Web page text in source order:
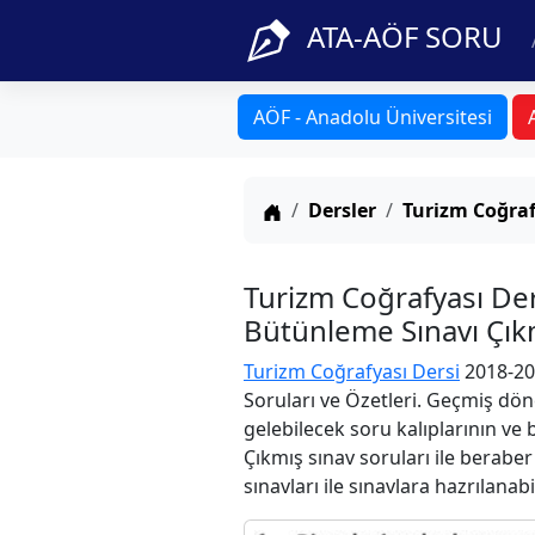
ATA-AÖF SORU
AÖF - Anadolu Üniversitesi
Anasayfa
Dersler Turizm
Turizm Coğrafyası
Bütünleme Sınavı
Turizm Coğrafyası Dersi 2018-
Soruları ve Özetleri. Geçmiş
gelebilecek soru kalıplarının
Çıkmış sınav soruları ile
sınavları ile sınavlara